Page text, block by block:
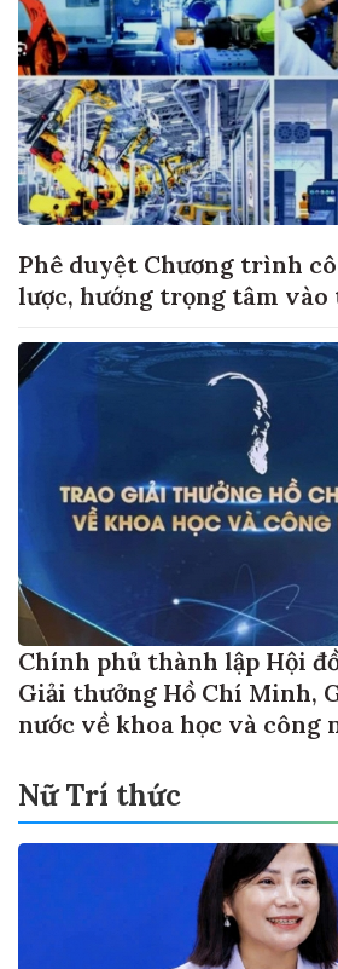
Phê duyệt Chương trình
lược, hướng trọng tâm vào
Chính phủ thành lập Hội
Giải thưởng Hồ Chí Minh,
nước về khoa học và công
Nữ Trí thức